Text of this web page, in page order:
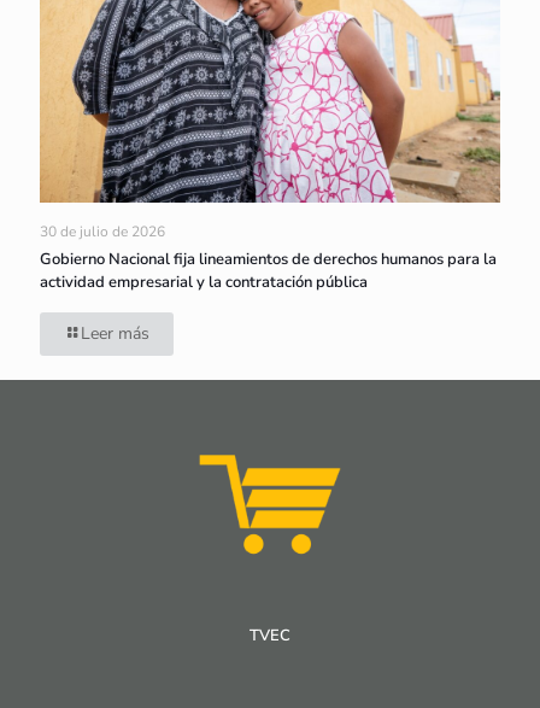
30 de julio de 2026
Gobierno Nacional fija lineamientos de derechos humanos para la
actividad empresarial y la contratación pública
Leer más
TVEC